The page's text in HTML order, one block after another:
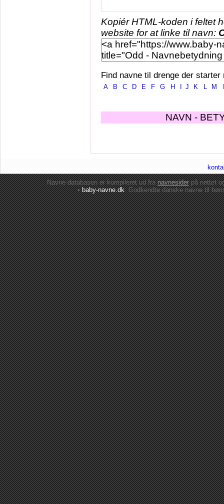
Kopiér HTML-koden i feltet
website for at linke til navn:
Find navne til drenge der starter
A B C D E F G H J K L M
NAVN -
Navne-databasen er kompileret ud franavnesiderpå nettet
•baby-navne.dk: Godkendte danskenavne til børn